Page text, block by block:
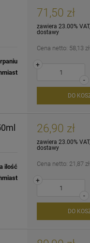
71,50 zł
zawiera 23.00%
dostawy
Cena netto: 58,13 zł
-
+
DO
ilość
26,90 zł
zawiera 23.00%
dostawy
Cena netto: 21,87 zł
-
+
DO